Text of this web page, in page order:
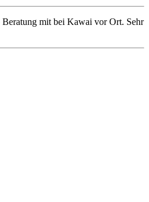
Beratung mit bei Kawai vor Ort. Sehr